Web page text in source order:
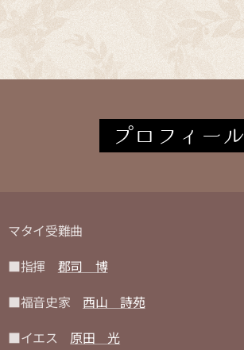
プロフィール
マタイ受難曲
■指揮 郡司 博
■福音史家 西山 詩苑
■イエス 原田 光